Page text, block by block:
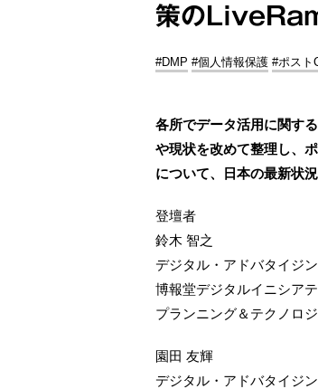
策の
#DMP #個人情報保護 #ポスト
各所でデータ活用に関す
や現状を改めて整理し、
について、日本の最新状
登壇者
鈴木 智之
デジタル・アドバタイジ
博報堂デジタルイニシア
プランニング＆テクノロ
園田 友輝
デジタル・アドバタイジ